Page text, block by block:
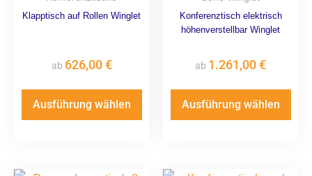
Klapptisch auf Rollen Winglet
ab 626,00€
Ausführung wählen
Konferenztisch elektrisch
höhenverstellbar Winglet
ab 1.261,00€
Ausführung wählen